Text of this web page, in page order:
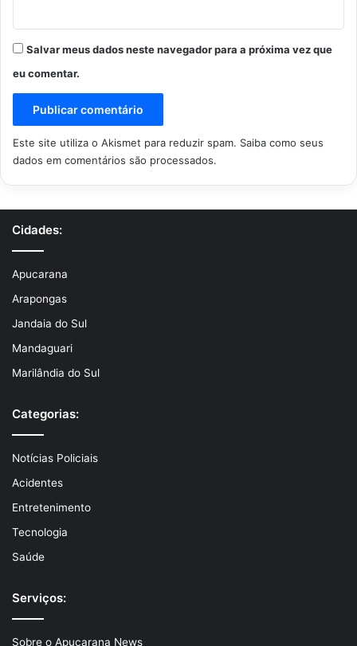
Salvar meus dados neste navegador para a próxima vez que
eu comentar.
Este site utiliza o Akismet para reduzir spam. Saiba como seus
dados em comentários são processados.
Cidades:
Apucarana
Arapongas
Jandaia do Sul
Mandaguari
Marilândia do Sul
Categorias:
Notícias Policiais
Acidentes
Entretenimento
Tecnologia
Saúde
Serviços:
Sobre o Apucarana News